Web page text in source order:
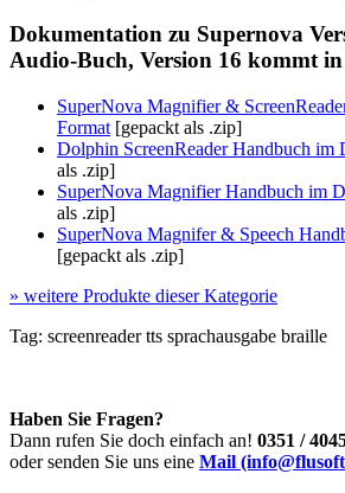
Dokumentation zu Supernova
Audio-Buch, Version 16 kommt
SuperNova Magnifier &
Format [gepackt als .zip]
Dolphin ScreenReader Handbuch im
als .zip]
SuperNova Magnifier Handbuch im
als .zip]
SuperNova Magnifer & Speech
[gepackt als .zip]
» weitere Produkte dieser Kategorie
Tag: screenreadertts sprachausgabe braille
Haben Sie Fragen?
Dann rufen Sie doch einfach an! 0351 /
oder senden Sie uns eine Mail